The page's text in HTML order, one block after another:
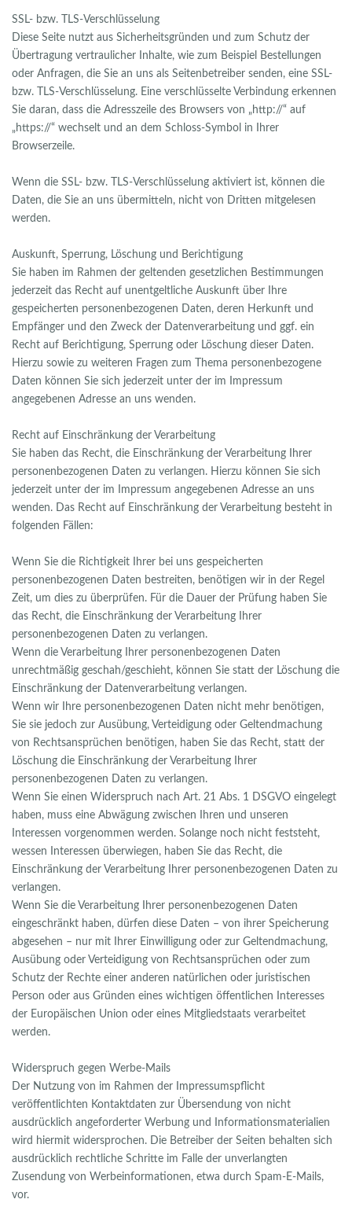
SSL- bzw. TLS-Verschlüsselung
Diese Seite nutzt aus Sicherheitsgründen und zum Schutz der
Übertragung vertraulicher Inhalte, wie zum Beispiel Bestellungen
oder Anfragen, die Sie an uns als Seitenbetreiber senden, eine SSL-
bzw. TLS-Verschlüsselung. Eine verschlüsselte Verbindung erkennen
Sie daran, dass die Adresszeile des Browsers von „http://“ auf
„https://“ wechselt und an dem Schloss-Symbol in Ihrer
Browserzeile.
Wenn die SSL- bzw. TLS-Verschlüsselung aktiviert ist, können die
Daten, die Sie an uns übermitteln, nicht von Dritten mitgelesen
werden.
Auskunft, Sperrung, Löschung und Berichtigung
Sie haben im Rahmen der geltenden gesetzlichen Bestimmungen
jederzeit das Recht auf unentgeltliche Auskunft über Ihre
gespeicherten personenbezogenen Daten, deren Herkunft und
Empfänger und den Zweck der Datenverarbeitung und ggf. ein
Recht auf Berichtigung, Sperrung oder Löschung dieser Daten.
Hierzu sowie zu weiteren Fragen zum Thema personenbezogene
Daten können Sie sich jederzeit unter der im Impressum
angegebenen Adresse an uns wenden.
Recht auf Einschränkung der Verarbeitung
Sie haben das Recht, die Einschränkung der Verarbeitung Ihrer
personenbezogenen Daten zu verlangen. Hierzu können Sie sich
jederzeit unter der im Impressum angegebenen Adresse an uns
wenden. Das Recht auf Einschränkung der Verarbeitung besteht in
folgenden Fällen:
Wenn Sie die Richtigkeit Ihrer bei uns gespeicherten
personenbezogenen Daten bestreiten, benötigen wir in der Regel
Zeit, um dies zu überprüfen. Für die Dauer der Prüfung haben Sie
das Recht, die Einschränkung der Verarbeitung Ihrer
personenbezogenen Daten zu verlangen.
Wenn die Verarbeitung Ihrer personenbezogenen Daten
unrechtmäßig geschah/geschieht, können Sie statt der Löschung die
Einschränkung der Datenverarbeitung verlangen.
Wenn wir Ihre personenbezogenen Daten nicht mehr benötigen,
Sie sie jedoch zur Ausübung, Verteidigung oder Geltendmachung
von Rechtsansprüchen benötigen, haben Sie das Recht, statt der
Löschung die Einschränkung der Verarbeitung Ihrer
personenbezogenen Daten zu verlangen.
Wenn Sie einen Widerspruch nach Art. 21 Abs. 1 DSGVO eingelegt
haben, muss eine Abwägung zwischen Ihren und unseren
Interessen vorgenommen werden. Solange noch nicht feststeht,
wessen Interessen überwiegen, haben Sie das Recht, die
Einschränkung der Verarbeitung Ihrer personenbezogenen Daten zu
verlangen.
Wenn Sie die Verarbeitung Ihrer personenbezogenen Daten
eingeschränkt haben, dürfen diese Daten – von ihrer Speicherung
abgesehen – nur mit Ihrer Einwilligung oder zur Geltendmachung,
Ausübung oder Verteidigung von Rechtsansprüchen oder zum
Schutz der Rechte einer anderen natürlichen oder juristischen
Person oder aus Gründen eines wichtigen öffentlichen Interesses
der Europäischen Union oder eines Mitgliedstaats verarbeitet
werden.
Widerspruch gegen Werbe-Mails
Der Nutzung von im Rahmen der Impressumspflicht
veröffentlichten Kontaktdaten zur Übersendung von nicht
ausdrücklich angeforderter Werbung und Informationsmaterialien
wird hiermit widersprochen. Die Betreiber der Seiten behalten sich
ausdrücklich rechtliche Schritte im Falle der unverlangten
Zusendung von Werbeinformationen, etwa durch Spam-E-Mails,
vor.